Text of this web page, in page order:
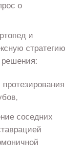
о
и
стратегию
соседних